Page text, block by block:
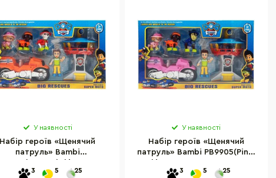
У наявності
Набір героїв «Щенячий
патруль» Bambi
аксесуарами
3 5 25
У наявності
Набір героїв «Щенячий
патруль» Bambi PB9905(Pink)
3 5 25